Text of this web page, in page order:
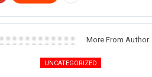
More From Author
UNCATEGORIZED